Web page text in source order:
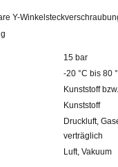
Y-
15 bar
-20 °C bis 80
Kunststoff
Kunststoff
Druckluft,
verträglich
Luft, Vakuum